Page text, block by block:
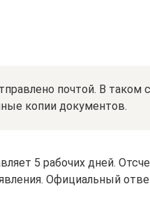
почтой. В таком
копии документов.
5 рабочих дней.
Официальный